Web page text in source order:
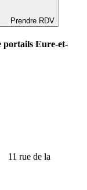
Prendre RDV
portails Eure-et-
11 rue de la